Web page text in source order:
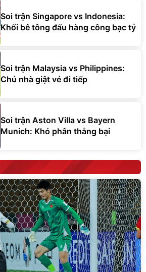
Soi trận Singapore vs Indonesia:
Khối bê tông đấu hàng công bạc tỷ
Soi trận Malaysia vs Philippines:
Chủ nhà giật vé đi tiếp
Soi trận Aston Villa vs Bayern
Munich: Khó phân thắng bại